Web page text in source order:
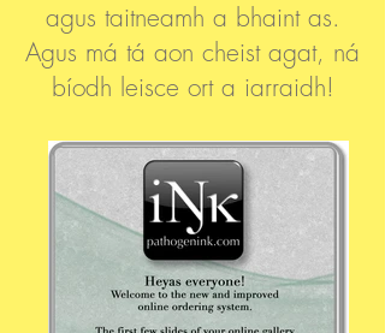
agus taitneamh a bhaint as.
Agus má tá aon cheist agat, ná
bíodh leisce ort a iarraidh!